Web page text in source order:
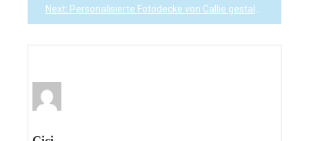
Next: Personalisierte Fotodecke von Callie gestalten – Anleitung und Checkliste